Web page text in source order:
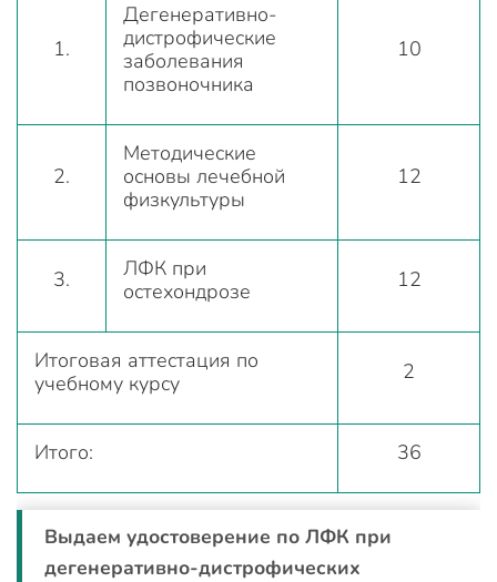
1.
Дегенеративно-
дистрофические
заболевания
позвоночника
10
2.
Методические
основы лечебной
физкультуры
12
3.
ЛФК при
остехондрозе
12
Итоговая аттестация по
учебному курсу
2
Итого: 36
Выдаем удостоверение по ЛФК при
дегенеративно-дистрофических